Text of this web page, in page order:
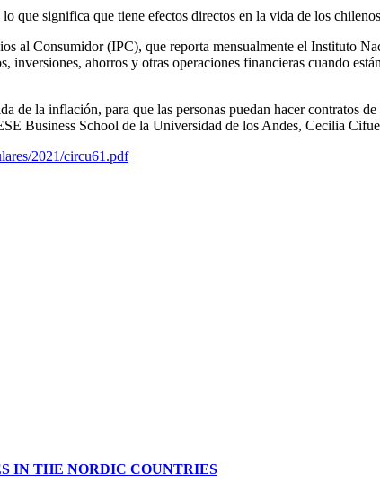
que significa que tiene efectos directos en la vida de los
al Consumidor (IPC), que reporta mensualmente el Instituto
ahorros y otras operaciones financieras cuando
de la inflación, para que las personas puedan hacer contratos
Business School de la Universidad de los Andes, Cecilia
2021/circu61.pdf
IN THE NORDIC COUNTRIES